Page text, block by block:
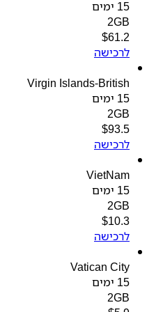
2GB
$61.2
לרכישה
Virgin Islands-British
2GB
$93.5
לרכישה
VietNam
2GB
$10.3
לרכישה
Vatican City
2GB